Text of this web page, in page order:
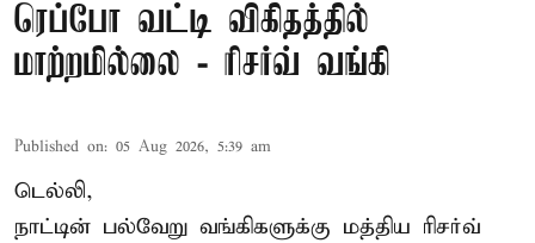
ரெப்போ வட்டி விகிதத்தில்
மாற்றமில்லை - ரிசர்வ் வங்கி
Published on: 05 Aug 2026, 5:39 am
டெல்லி,
நாட்டின் பல்வேறு வங்கிகளுக்கு மத்திய ரிசர்வ்